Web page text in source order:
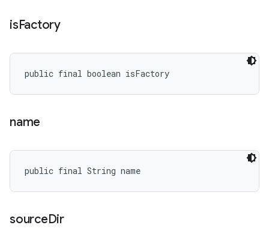
isFactory
public final boolean isFactory
name
public final String name
sourceDir